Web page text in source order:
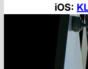
iOS: